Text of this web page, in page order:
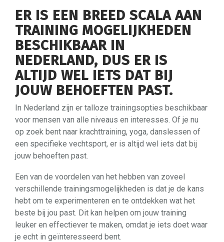
ER IS EEN BREED SCALA AAN
TRAINING MOGELIJKHEDEN
BESCHIKBAAR IN
NEDERLAND, DUS ER IS
ALTIJD WEL IETS DAT BIJ
JOUW BEHOEFTEN PAST.
In Nederland zijn er talloze trainingsopties beschikbaar
voor mensen van alle niveaus en interesses. Of je nu
op zoek bent naar krachttraining, yoga, danslessen of
een specifieke vechtsport, er is altijd wel iets dat bij
jouw behoeften past.
Een van de voordelen van het hebben van zoveel
verschillende trainingsmogelijkheden is dat je de kans
hebt om te experimenteren en te ontdekken wat het
beste bij jou past. Dit kan helpen om jouw training
leuker en effectiever te maken, omdat je iets doet waar
je echt in geïnteresseerd bent.